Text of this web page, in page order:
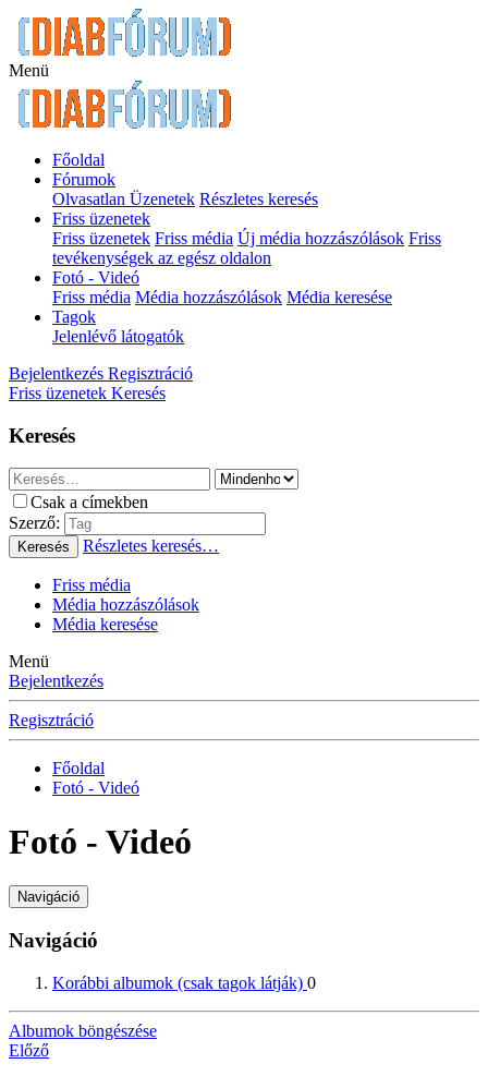
Menü
Főoldal
Fórumok
Olvasatlan Üzenetek Részletes keresés
Friss üzenetek
Friss üzenetek Friss média Új média hozzászólások Friss
tevékenységek az egész oldalon
Fotó - Videó
Friss média Média hozzászólások Média keresése
Tagok
Jelenlévő látogatók
Bejelentkezés Regisztráció
Friss üzenetek Keresés
Keresés
Csak a címekben
Szerző:
Keresés Részletes keresés…
Friss média
Média hozzászólások
Média keresése
Menü
Bejelentkezés
Regisztráció
Főoldal
Fotó - Videó
Fotó - Videó
Navigáció
Navigáció
Korábbi albumok (csak tagok látják) 0
Albumok böngészése
Előző